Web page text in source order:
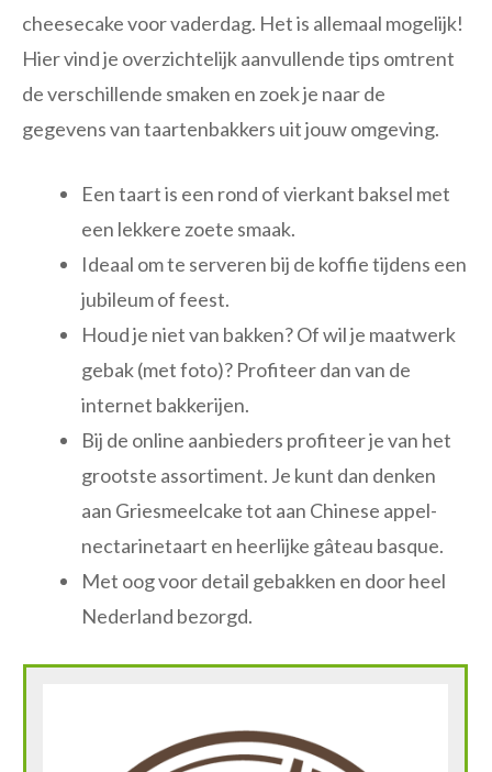
cheesecake voor vaderdag. Het is allemaal mogelijk!
Hier vind je overzichtelijk aanvullende tips omtrent
de verschillende smaken en zoek je naar de
gegevens van taartenbakkers uit jouw omgeving.
Een taart is een rond of vierkant baksel met
een lekkere zoete smaak.
Ideaal om te serveren bij de koffie tijdens een
jubileum of feest.
Houd je niet van bakken? Of wil je maatwerk
gebak (met foto)? Profiteer dan van de
internet bakkerijen.
Bij de online aanbieders profiteer je van het
grootste assortiment. Je kunt dan denken
aan Griesmeelcake tot aan Chinese appel-
nectarinetaart en heerlijke gâteau basque.
Met oog voor detail gebakken en door heel
Nederland bezorgd.